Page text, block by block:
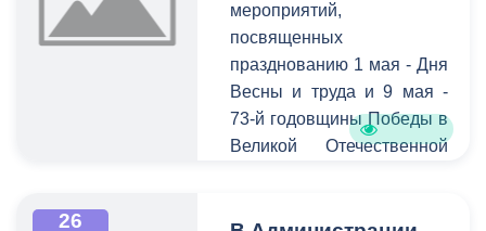
мероприятий,
посвященных
празднованию 1 мая - Дня
Весны и труда и 9 мая -
73-й годовщины Победы в
Великой Отечественной
следующим улицам:
26